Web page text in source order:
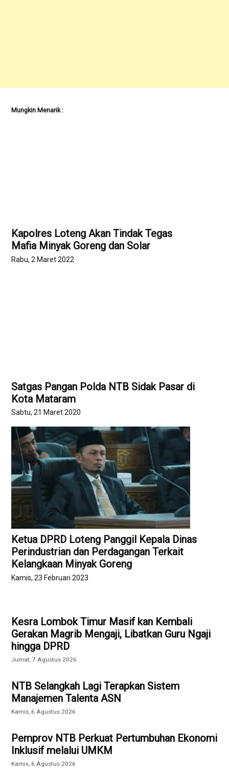
Mungkin Menarik :
Kapolres Loteng Akan Tindak Tegas
Mafia Minyak Goreng dan Solar
Rabu, 2 Maret 2022
Satgas Pangan Polda NTB Sidak Pasar di
Kota Mataram
Sabtu, 21 Maret 2020
Ketua DPRD Loteng Panggil Kepala Dinas
Perindustrian dan Perdagangan Terkait
Kelangkaan Minyak Goreng
Kamis, 23 Februari 2023
Kesra Lombok Timur Masif kan Kembali
Gerakan Magrib Mengaji, Libatkan Guru Ngaji
hingga DPRD
Jumat, 7 Agustus 2026
NTB Selangkah Lagi Terapkan Sistem
Manajemen Talenta ASN
Kamis, 6 Agustus 2026
Pemprov NTB Perkuat Pertumbuhan Ekonomi
Inklusif melalui UMKM
Kamis, 6 Agustus 2026